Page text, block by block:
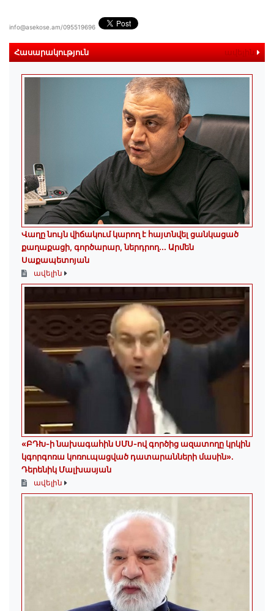
info@asekose.am/095519696
Հասարակություն ավելին
Վաղը նույն վիճակում կարող է հայտնվել ցանկացած
քաղաքացի, գործարար, ներդրող.․․ Արմեն
Սաքապետոյան
ավելին
«ԲԴԽ-ի նախագահին ՍՄՍ-ով գործից ազատողը կրկին
կգորգոռա կոռուպացված դատարանների մասին».
Դերենիկ Մալխասյան
ավելին